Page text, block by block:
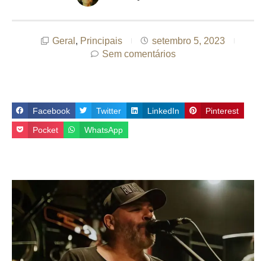
Geral , Principais
setembro 5, 2023
Sem comentários
Facebook Twitter LinkedIn Pinterest
Pocket WhatsApp